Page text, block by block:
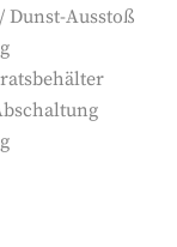
Dunst-Ausstoß